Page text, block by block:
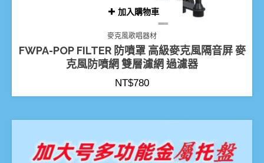
加入購物車
麥克風歌唱器材
FWPA-POP FILTER 防噴罩 高級麥克風隔音屏 麥
克風防噴網 雙層濾網 過濾器
NT$780